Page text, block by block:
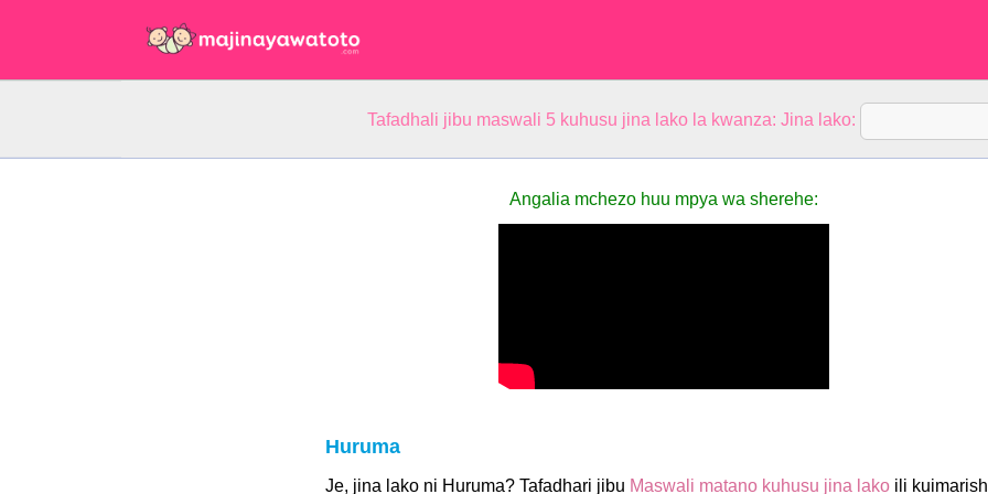
Tafadhali jibu maswali 5 kuhusu jina lako la kwanza: Jina lako:
Angalia mchezo huu mpya wa sherehe:
Huruma
Je, jina lako ni Huruma? Tafadhari jibu Maswali matano kuhusu jina lakoili